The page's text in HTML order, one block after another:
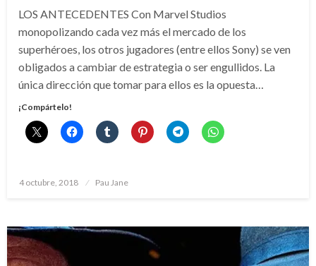
LOS ANTECEDENTES Con Marvel Studios
monopolizando cada vez más el mercado de los
superhéroes, los otros jugadores (entre ellos Sony) se ven
obligados a cambiar de estrategia o ser engullidos. La
única dirección que tomar para ellos es la opuesta…
¡Compártelo!
Publicado
4 octubre, 2018 Pau Jane